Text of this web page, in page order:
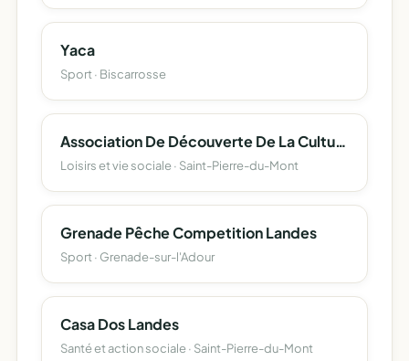
Yaca
Sport · Biscarrosse
Association De Découverte De La Culture Réunionnaise (Adcr)
Loisirs et vie sociale · Saint-Pierre-du-Mont
Grenade Pêche Competition Landes
Sport · Grenade-sur-l'Adour
Casa Dos Landes
Santé et action sociale · Saint-Pierre-du-Mont